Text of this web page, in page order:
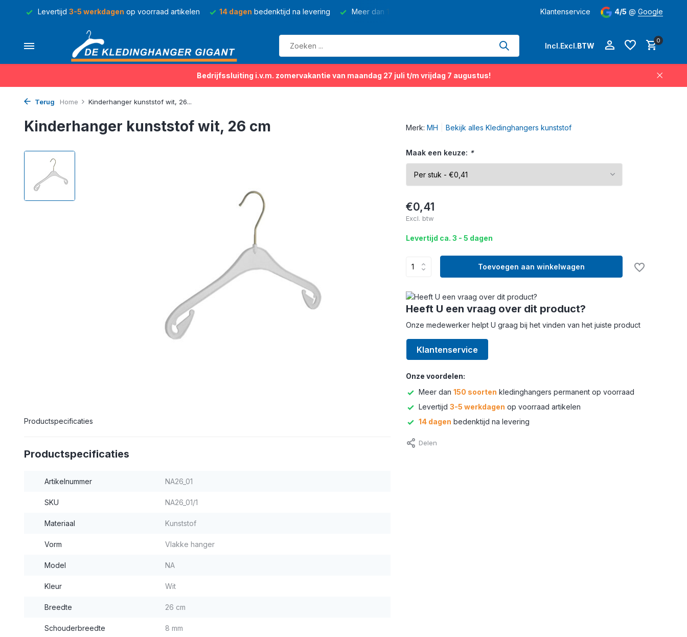
Levertijd 3-5 werkdagen op voorraad artikelen 14 dagen bedenktijd na levering Meer dan kledinghangers permanent op voorraad Levertijd3-5 werkdagen
Klantenservice 4/5 @ Google
Incl.Excl.BTW
0
Bedrijfssluiting i.v.m. zomervakantie van maandag 27 juli t/m vrijdag 7 augustus!
Terug Home Kinderhanger kunststof wit, 26...
Kinderhanger kunststof wit, 26 cm
Productspecificaties
Productspecificaties
Artikelnummer NA26_01
SKU NA26_01/1
Materiaal Kunststof
Vorm Vlakke hanger
Model NA
Kleur Wit
Breedte 26 cm
Schouderbreedte 8 mm
Merk: MH Bekijk alles Kledinghangers kunststof
Maak een keuze: *
€0,41
Excl. btw
Levertijd ca. 3 - 5 dagen
Toevoegen aan winkelwagen
Heeft U een vraag over dit product?
Onze medewerker helpt U graag bij het vinden van het juiste product
Klantenservice
Onze voordelen:
Meer dan 150 soorten kledinghangers permanent op voorraad
Levertijd 3-5 werkdagen op voorraad artikelen
14 dagen bedenktijd na levering
Delen